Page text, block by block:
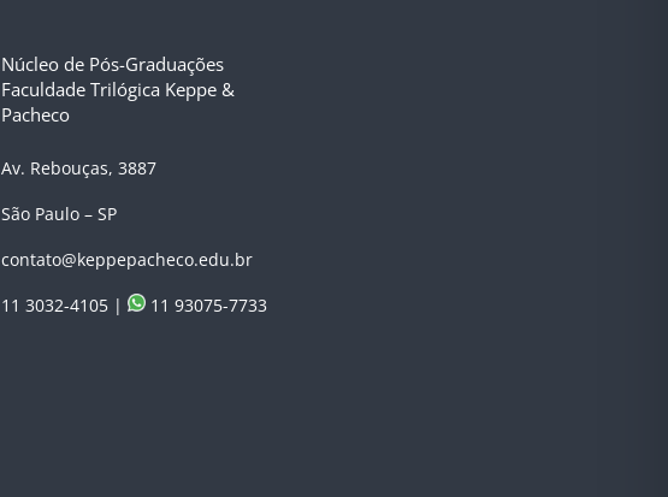
Núcleo de Pós-Graduações
Faculdade Trilógica Keppe &
Pacheco
Av. Rebouças, 3887
São Paulo – SP
contato@keppepacheco.edu.br
11 3032-4105 |
11 93075-7733